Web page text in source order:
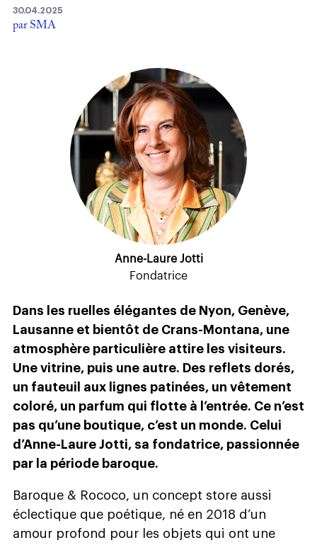
30.04.2025
par SMA
Anne-Laure Jotti
Fondatrice
Dans les ruelles élégantes de Nyon, Genève,
Lausanne et bientôt de Crans-Montana, une
atmosphère particulière attire les visiteurs.
Une vitrine, puis une autre. Des reflets dorés,
un fauteuil aux lignes patinées, un vêtement
coloré, un parfum qui flotte à l’entrée. Ce n’est
pas qu’une boutique, c’est un monde. Celui
d’Anne-Laure Jotti, sa fondatrice, passionnée
par la période baroque.
Baroque & Rococo, un concept store aussi
éclectique que poétique, né en 2018 d’un
amour profond pour les objets qui ont une